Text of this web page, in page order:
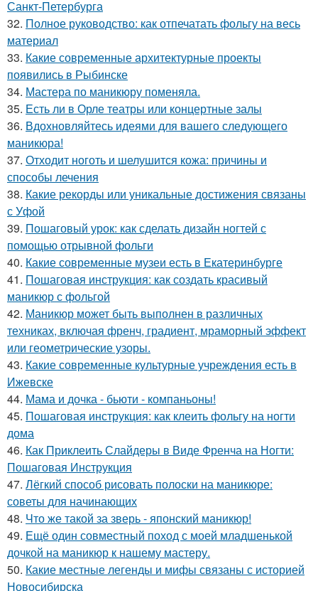
Санкт-Петербурга
32. Полное руководство: как отпечатать фольгу на весь
материал
33. Какие современные архитектурные проекты
появились в Рыбинске
34. Мастера по маникюру поменяла.
35. Есть ли в Орле театры или концертные залы
36. Вдохновляйтесь идеями для вашего следующего
маникюра!
37. Отходит ноготь и шелушится кожа: причины и
способы лечения
38. Какие рекорды или уникальные достижения связаны
с Уфой
39. Пошаговый урок: как сделать дизайн ногтей с
помощью отрывной фольги
40. Какие современные музеи есть в Екатеринбурге
41. Пошаговая инструкция: как создать красивый
маникюр с фольгой
42. Маникюр может быть выполнен в различных
техниках, включая френч, градиент, мраморный эффект
или геометрические узоры.
43. Какие современные культурные учреждения есть в
Ижевске
44. Мама и дочка - бьюти - компаньоны!
45. Пошаговая инструкция: как клеить фольгу на ногти
дома
46. Как Приклеить Слайдеры в Виде Френча на Ногти:
Пошаговая Инструкция
47. Лёгкий способ рисовать полоски на маникюре:
советы для начинающих
48. Что же такой за зверь - японский маникюр!
49. Ещё один совместный поход с моей младшенькой
дочкой на маникюр к нашему мастеру.
50. Какие местные легенды и мифы связаны с историей
Новосибирска